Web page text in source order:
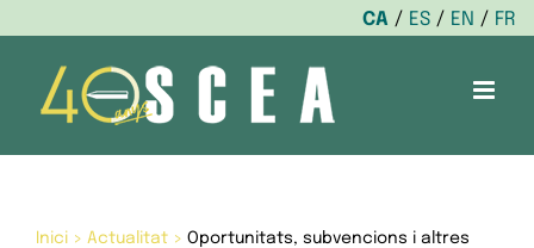
CA ES EN
FR
content
Inici> Actualitat> Oportunitats, subvencions i altres